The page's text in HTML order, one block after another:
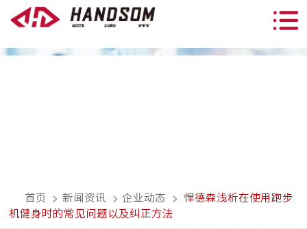
首页 > 新闻资讯 > 企业动态 >
悍德森浅析在使用跑步
机健身时的常见问题以及纠正方法